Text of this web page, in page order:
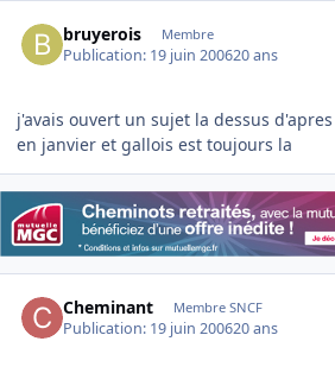
bruyerois Membre
Publication: 19 juin 200620 ans
j'avais ouvert un sujet la dessus
en janvier et gallois est toujours la
Cheminant Membre SNCF
Publication: 19 juin 200620 ans